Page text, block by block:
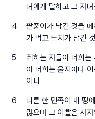
녀에게 말하고 그 자
4
팥중이가 남긴 것을
가 먹고 느치가 남긴
5
취하는 자들아 너희는
아 너희는 울지어다
이니
6
다른 한 민족이 내 땅
많으며 그 이빨은 사